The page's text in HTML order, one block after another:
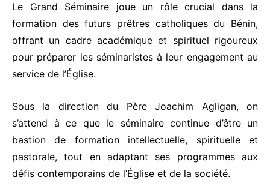
Le Grand Séminaire joue un rôle crucial dans la
formation des futurs prêtres catholiques du Bénin,
offrant un cadre académique et spirituel rigoureux
pour préparer les séminaristes à leur engagement au
service de l’Église.
Sous la direction du Père Joachim Agligan, on
s’attend à ce que le séminaire continue d’être un
bastion de formation intellectuelle, spirituelle et
pastorale, tout en adaptant ses programmes aux
défis contemporains de l’Église et de la société.